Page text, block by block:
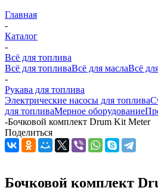
Главная
-
Каталог
-
Всё для топлива
Всё для топливаВсё для маслаВсё
-
Рукава для топлива
Электрические насосы для топлива
для топливаМерное оборудование
-Бочковой комплект Drum Kit Meter
Поделиться
Бочковой комплект